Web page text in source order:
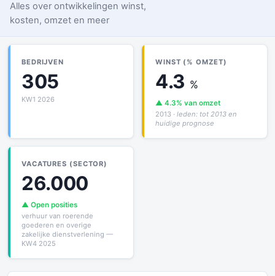
Alles over ontwikkelingen winst,
kosten, omzet en meer
BEDRIJVEN
305
KW1 2026
WINST (% OMZET)
4.3 %
▲ 4.3% van omzet
2013 · leden: tot 2013 en
huidige prognose
VACATURES (SECTOR)
26.000
▲ Open posities
verhuur van roerende
goederen en overige
zakelijke dienstverlening —
KW4 2025